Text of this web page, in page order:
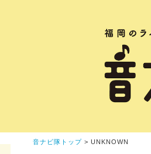
音ナビ隊トップ > UNKNOWN